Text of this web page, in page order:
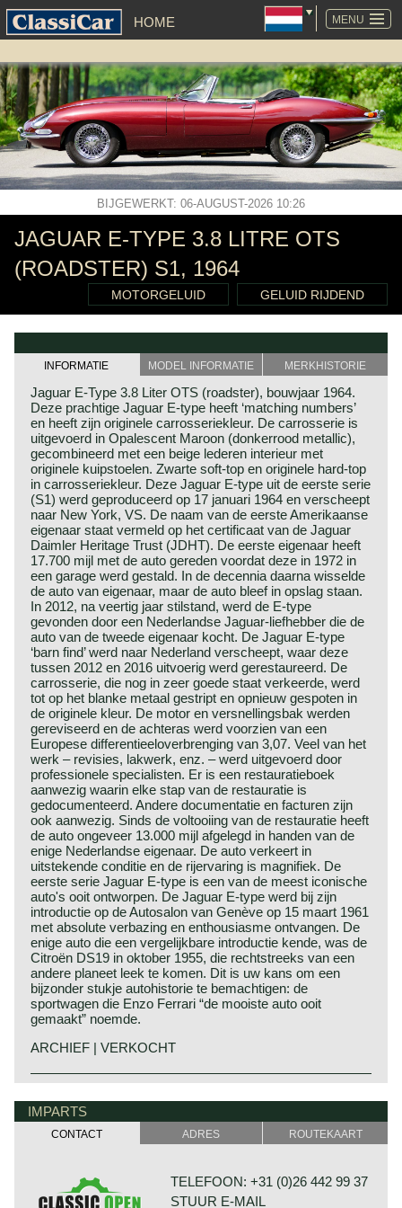
MENU
HOME
NAVIGATIE
OVERSLAAN
BIJGEWERKT: 06-AUGUST-2026 10:26
JAGUAR E-TYPE 3.8 LITRE OTS
(ROADSTER) S1, 1964
MOTORGELUID GELUID RIJDEND
INFORMATIE MODEL INFORMATIE MERKHISTORIE
Jaguar E-Type 3.8 Liter OTS (roadster), bouwjaar 1964.
Deze prachtige Jaguar E-type heeft ‘matching numbers’
en heeft zijn originele carrosseriekleur. De carrosserie is
uitgevoerd in Opalescent Maroon (donkerrood metallic),
gecombineerd met een beige lederen interieur met
originele kuipstoelen. Zwarte soft-top en originele hard-top
in carrosseriekleur. Deze Jaguar E-type uit de eerste serie
(S1) werd geproduceerd op 17 januari 1964 en verscheept
naar New York, VS. De naam van de eerste Amerikaanse
eigenaar staat vermeld op het certificaat van de Jaguar
Daimler Heritage Trust (JDHT). De eerste eigenaar heeft
17.700 mijl met de auto gereden voordat deze in 1972 in
een garage werd gestald. In de decennia daarna wisselde
de auto van eigenaar, maar de auto bleef in opslag staan.
In 2012, na veertig jaar stilstand, werd de E-type
gevonden door een Nederlandse Jaguar-liefhebber die de
auto van de tweede eigenaar kocht. De Jaguar E-type
‘barn find’ werd naar Nederland verscheept, waar deze
tussen 2012 en 2016 uitvoerig werd gerestaureerd. De
carrosserie, die nog in zeer goede staat verkeerde, werd
tot op het blanke metaal gestript en opnieuw gespoten in
de originele kleur. De motor en versnellingsbak werden
gereviseerd en de achteras werd voorzien van een
Europese differentieeloverbrenging van 3,07. Veel van het
werk – revisies, lakwerk, enz. – werd uitgevoerd door
professionele specialisten. Er is een restauratieboek
aanwezig waarin elke stap van de restauratie is
gedocumenteerd. Andere documentatie en facturen zijn
ook aanwezig. Sinds de voltooiing van de restauratie heeft
de auto ongeveer 13.000 mijl afgelegd in handen van de
enige Nederlandse eigenaar. De auto verkeert in
uitstekende conditie en de rijervaring is magnifiek. De
eerste serie Jaguar E-type is een van de meest iconische
auto's ooit ontworpen. De Jaguar E-type werd bij zijn
introductie op de Autosalon van Genève op 15 maart 1961
met absolute verbazing en enthousiasme ontvangen. De
enige auto die een vergelijkbare introductie kende, was de
Citroën DS19 in oktober 1955, die rechtstreeks van een
andere planeet leek te komen. Dit is uw kans om een ​​
bijzonder stukje autohistorie te bemachtigen: de
sportwagen die Enzo Ferrari “de mooiste auto ooit
gemaakt” noemde.
ARCHIEF | VERKOCHT
De Jaguar E-type zag het levenslicht in 1961 als opvolger
werd dat jaar op 15 maart voorgesteld op de Salon van
Genève en sloeg in als een bom… vanwege de sublieme
vormgeving en het technische concept. Leuke
E-type "showcar" nèt op tijd klaar was om te worden
gepresenteerd.
Jaguar historie
Het merk Jaguar zag voor het eerst het levenslicht in
1945. De fabriek bestond echter al langer en werd in 1922
opgericht door William Lyons en William Walmsley in
zijspannen en later carrosserieën op basis van Austin
Seven chassis. Toen in de jaren dertig de eigen SS
IMPARTS
CONTACT ADRES ROUTEKAART
TELEFOON: +31 (0)26 442 99 37
STUUR E-MAIL